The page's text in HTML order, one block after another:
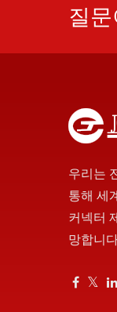
질
우리는
통해 세
커넥터
망합니